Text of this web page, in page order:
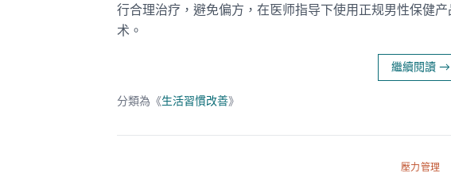
行合理治疗，避免偏方，在医师指导下使用正规男性保健
术。
繼續閱讀 →
分類為《生活習慣改善》
壓力管理